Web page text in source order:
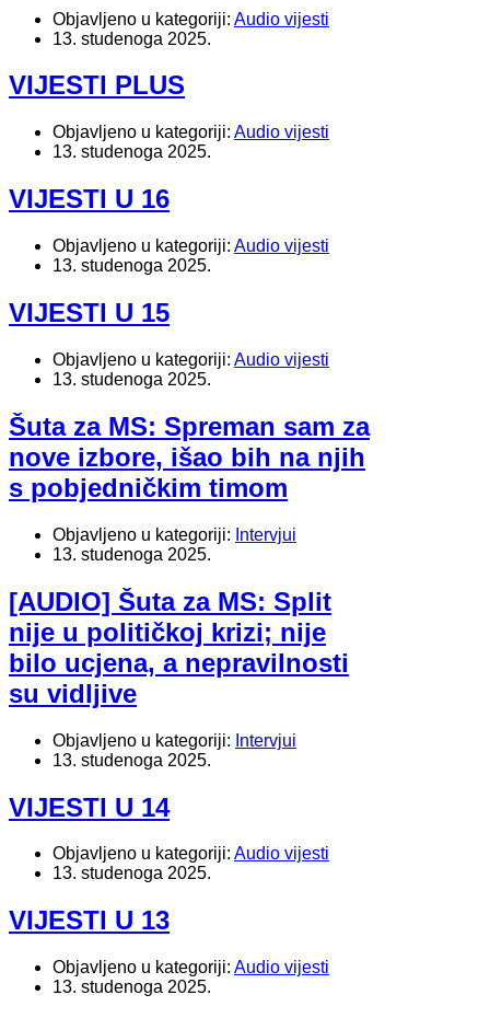
Objavljeno u kategoriji: Audio vijesti
13. studenoga 2025.
VIJESTI PLUS
Objavljeno u kategoriji: Audio vijesti
13. studenoga 2025.
VIJESTI U 16
Objavljeno u kategoriji: Audio vijesti
13. studenoga 2025.
VIJESTI U 15
Objavljeno u kategoriji: Audio vijesti
13. studenoga 2025.
Šuta za MS: Spreman sam za
nove izbore, išao bih na njih
s pobjedničkim timom
Objavljeno u kategoriji: Intervjui
13. studenoga 2025.
[AUDIO] Šuta za MS: Split
nije u političkoj krizi; nije
bilo ucjena, a nepravilnosti
su vidljive
Objavljeno u kategoriji: Intervjui
13. studenoga 2025.
VIJESTI U 14
Objavljeno u kategoriji: Audio vijesti
13. studenoga 2025.
VIJESTI U 13
Objavljeno u kategoriji: Audio vijesti
13. studenoga 2025.